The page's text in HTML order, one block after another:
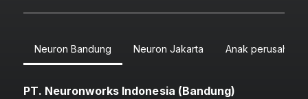
Neuron Bandung Neuron Jakarta Anak perusahaan
PT. Neuronworks Indonesia (Bandung)